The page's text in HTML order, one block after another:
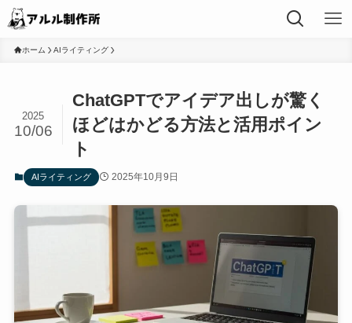
ホーム AIライティング
ChatGPTでアイデア出しが驚く
ほどはかどる方法と活用ポイン
ト
2025
10/06
AIライティング 2025年10月9日